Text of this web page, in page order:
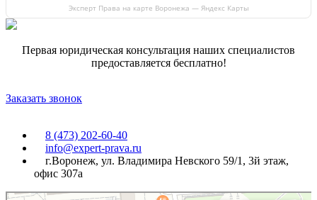
Эксперт Права на карте Воронежа — Яндекс Карты
Первая юридическая консультация наших специалистов
предоставляется бесплатно!
Заказать звонок
8 (473) 202-60-40
info@expert-prava.ru
г.Воронеж, ул. Владимира Невского 59/1, 3й этаж,
офис 307а